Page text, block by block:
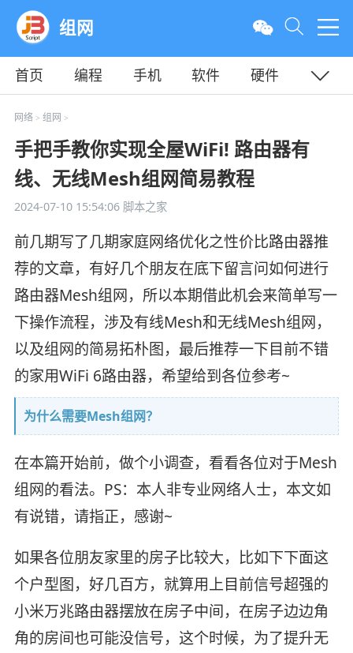
组网
首页 编程 手机 软件
硬件
教程
网络> 组网 >
手把手教你实现全屋WiFi! 路由器有
线、无线Mesh组网简易教程
2024-07-10 15:54:06脚本之家
前几期写了几期家庭网络优化之性价比路由器推
荐的文章，有好几个朋友在底下留言问如何进行
路由器Mesh组网，所以本期借此机会来简单写一
下操作流程，涉及有线Mesh和无线Mesh组网，
以及组网的简易拓朴图，最后推荐一下目前不错
的家用WiFi 6路由器，希望给到各位参考~
为什么需要Mesh组网？
在本篇开始前，做个小调查，看看各位对于Mesh
组网的看法。PS：本人非专业网络人士，本文如
有说错，请指正，感谢~
如果各位朋友家里的房子比较大，比如下下面这
个户型图，好几百方，就算用上目前信号超强的
小米万兆路由器摆放在房子中间，在房子边边角
角的房间也可能没信号，这个时候，为了提升无